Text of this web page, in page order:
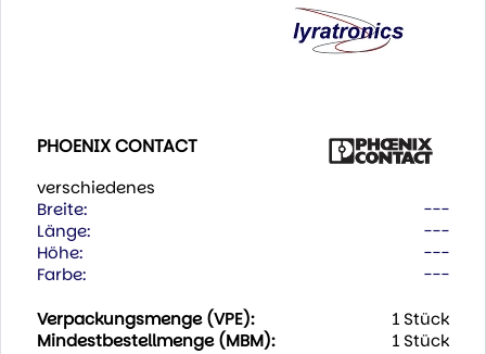
PHOENIX CONTACT
verschiedenes
Breite:
---
Länge:
---
Höhe:
---
Farbe:
---
Verpackungsmenge (VPE):
1 Stück
Mindestbestellmenge (MBM):
1 Stück